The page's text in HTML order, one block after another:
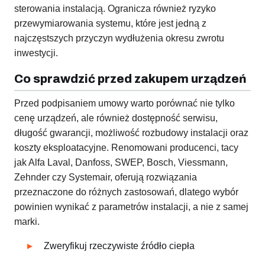
sterowania instalacją. Ogranicza również ryzyko
przewymiarowania systemu, które jest jedną z
najczęstszych przyczyn wydłużenia okresu zwrotu
inwestycji.
Co sprawdzić przed zakupem urządzeń
Przed podpisaniem umowy warto porównać nie tylko
cenę urządzeń, ale również dostępność serwisu,
długość gwarancji, możliwość rozbudowy instalacji oraz
koszty eksploatacyjne. Renomowani producenci, tacy
jak Alfa Laval, Danfoss, SWEP, Bosch, Viessmann,
Zehnder czy Systemair, oferują rozwiązania
przeznaczone do różnych zastosowań, dlatego wybór
powinien wynikać z parametrów instalacji, a nie z samej
marki.
Zweryfikuj rzeczywiste źródło ciepła